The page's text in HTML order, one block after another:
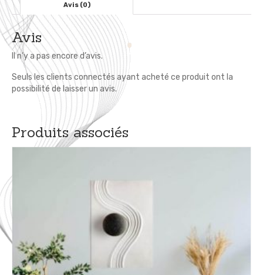
Avis (0)
Avis
Il n’y a pas encore d’avis.
Seuls les clients connectés ayant acheté ce produit ont la
possibilité de laisser un avis.
Produits associés